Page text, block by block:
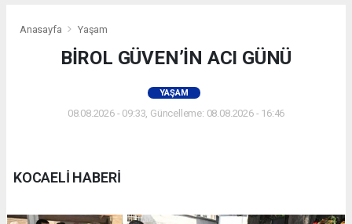
Anasayfa Yaşam
BİROL GÜVEN’İN ACI GÜNÜ
YAŞAM
08.08.2026 - 09:33, Güncelleme: 08.08.2026 - 16:46
KOCAELİ HABERİ